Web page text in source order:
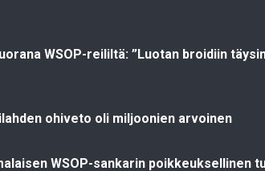
WSOP-reililtä: ”Luotan broidiin
ohiveto oli miljoonien arvoinen
WSOP-sankarin poikkeuksellinen